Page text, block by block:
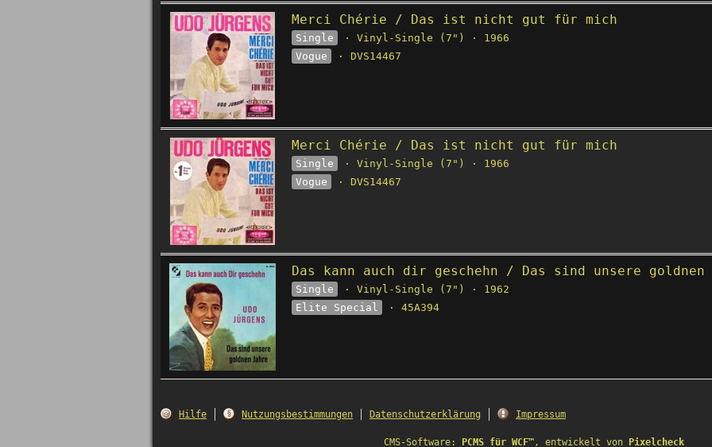
Merci Chérie / Das ist nicht gut für mich
Single
· Vinyl-Single (7") · 1966
Vogue
· DVS14467
Merci Chérie / Das ist nicht gut für mich
Single
· Vinyl-Single (7") · 1966
Vogue
· DVS14467
Das kann auch dir geschehn / Das sind unsere goldnen
Single
· Vinyl-Single (7") · 1962
Elite Special
· 45A394
Hilfe Nutzungsbestimmungen Datenschutzerklärung Impressum
CMS-Software: PCMS für WCF™, entwickelt von Pixelcheck